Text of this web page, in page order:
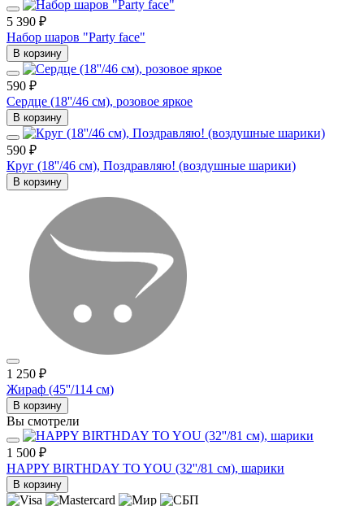
5 390 ₽
Набор шаров "Party face"
В корзину
590 ₽
Сердце (18''/46 см), розовое яркое
В корзину
590 ₽
Круг (18''/46 см), Поздравляю! (воздушные шарики)
В корзину
1 250 ₽
Жираф (45''/114 см)
В корзину
Вы смотрели
1 500 ₽
HAPPY BIRTHDAY TO YOU (32''/81 см), шарики
В корзину